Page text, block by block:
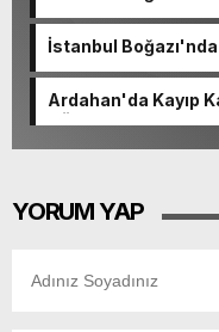
İstanbul
Ardahan'da Kayıp
Gözaltında
YORUM YAP